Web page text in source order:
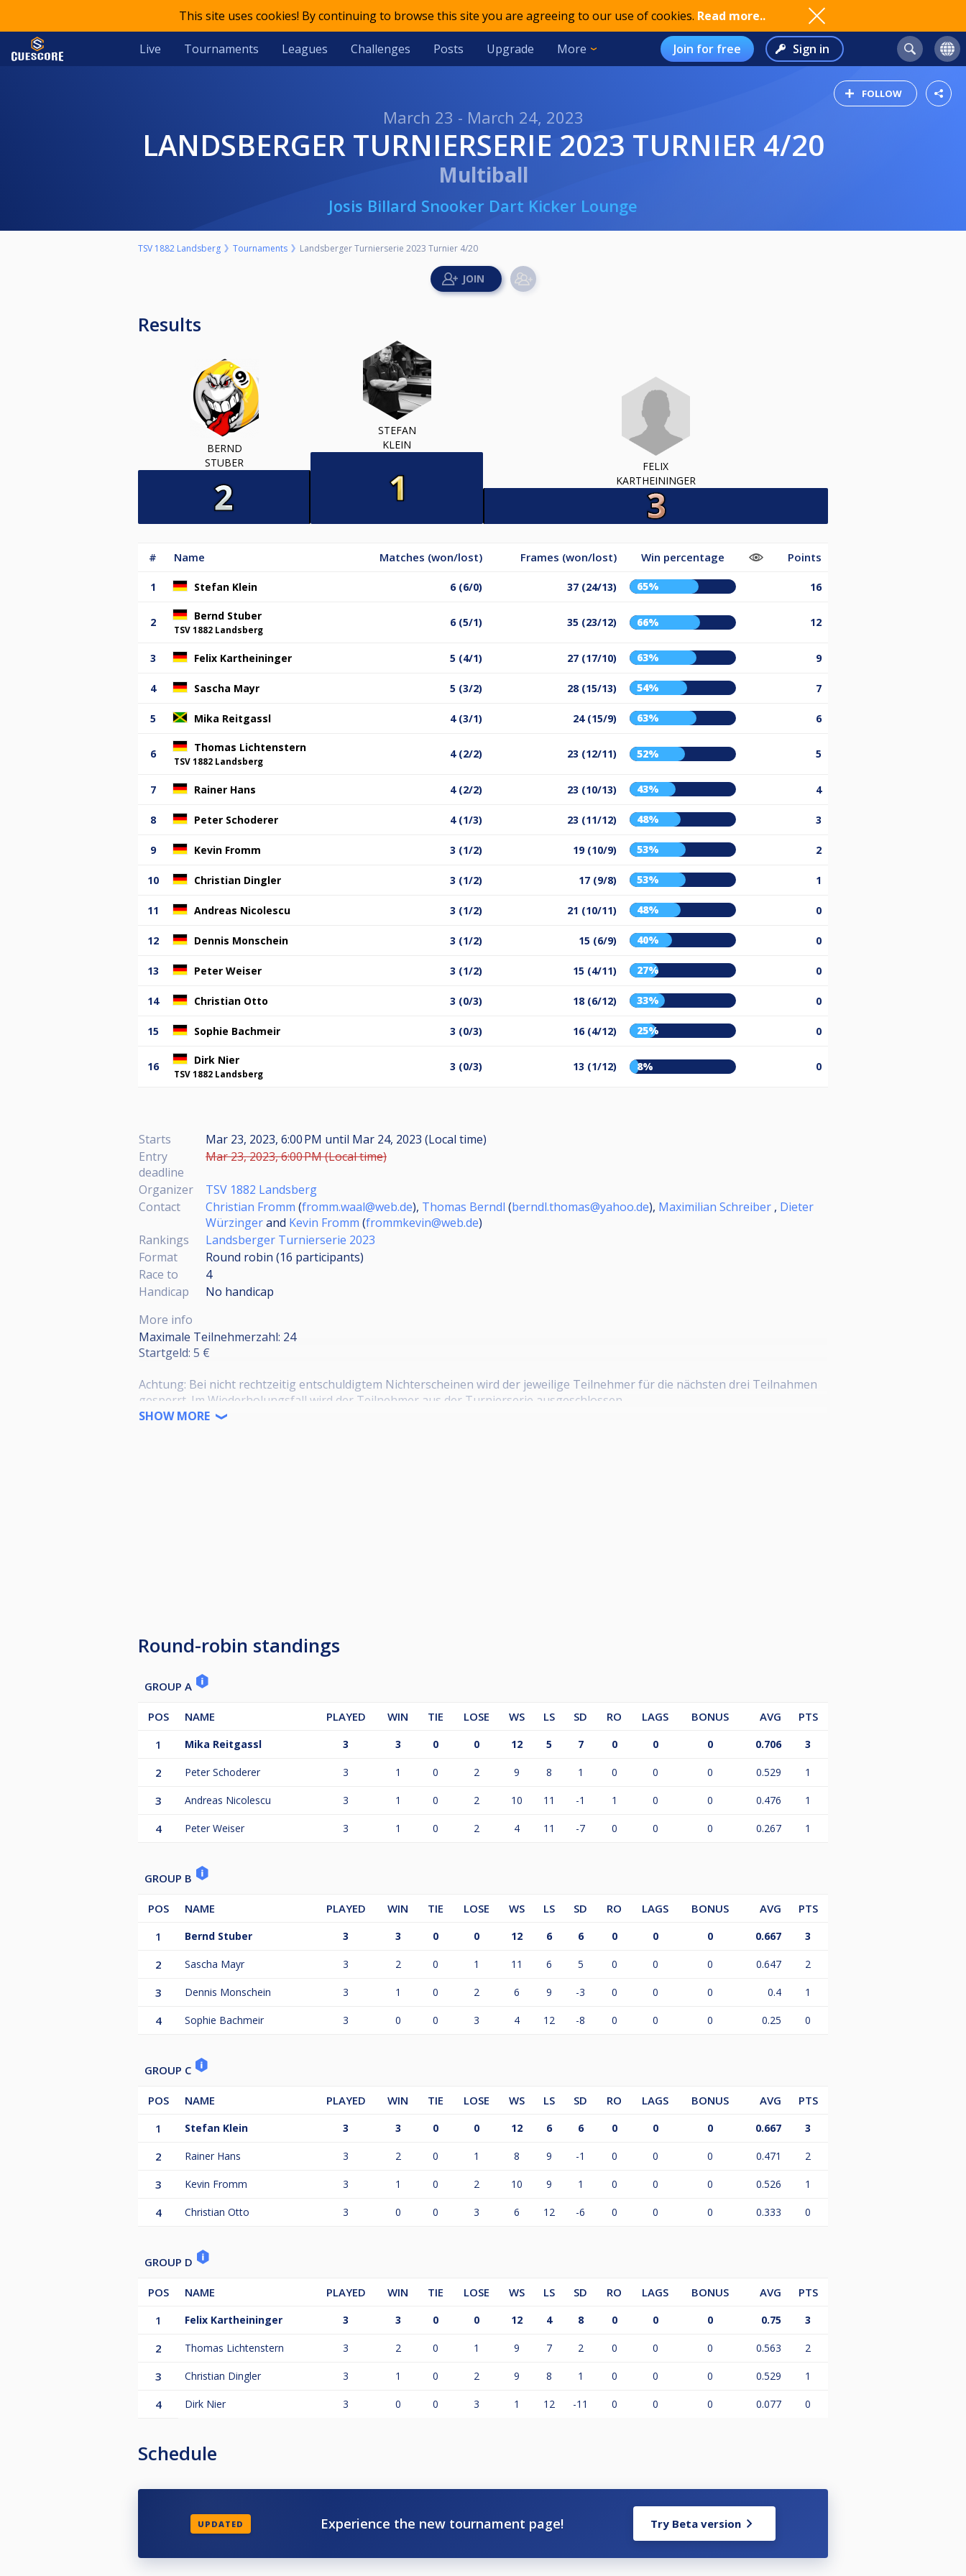
This site uses cookies! By continuing to browse this site you are agreeing to our use of cookies. Read more..
Live Tournaments Leagues Challenges Posts Upgrade More Join for free Sign in
FOLLOW
March 23 - March 24, 2023
LANDSBERGER TURNIERSERIE 2023 TURNIER 4/20
Multiball
Josis Billard Snooker Dart Kicker Lounge
TSV 1882 Landsberg Tournaments Landsberger Turnierserie 2023 Turnier 4/20
Results
BERND
STUBER
STEFAN
KLEIN
FELIX
KARTHEININGER
# Name Matches (won/lost) Frames (won/lost) Win percentage Points
1 Stefan Klein 6 (6/0) 37 (24/13) 65% 16
2 Bernd Stuber
TSV 1882 Landsberg
6 (5/1) 35 (23/12) 66% 12
3 Felix Kartheininger 5 (4/1) 27 (17/10) 63% 9
4 Sascha Mayr 5 (3/2) 28 (15/13) 54% 7
5 Mika Reitgassl 4 (3/1) 24 (15/9) 63% 6
6 Thomas Lichtenstern
TSV 1882 Landsberg
4 (2/2) 23 (12/11) 52% 5
7 Rainer Hans 4 (2/2) 23 (10/13) 43% 4
8 Peter Schoderer 4 (1/3) 23 (11/12) 48% 3
9 Kevin Fromm 3 (1/2) 19 (10/9) 53% 2
10 Christian Dingler 3 (1/2) 17 (9/8) 53% 1
11 Andreas Nicolescu 3 (1/2) 21 (10/11) 48% 0
12 Dennis Monschein 3 (1/2) 15 (6/9) 40% 0
13 Peter Weiser 3 (1/2) 15 (4/11) 27% 0
14 Christian Otto 3 (0/3) 18 (6/12) 33% 0
15 Sophie Bachmeir 3 (0/3) 16 (4/12) 25% 0
16 Dirk Nier
TSV 1882 Landsberg
3 (0/3) 13 (1/12) 8% 0
Starts Mar 23, 2023, 6:00 PM until Mar 24, 2023 (Local time)
Entry
deadline
Mar 23, 2023, 6:00 PM (Local time)
Organizer
TSV 1882 Landsberg
Contact
Christian Fromm (fromm.waal@web.de), Thomas Berndl (berndl.thomas@yahoo.de), Maximilian Schreiber , Dieter
Würzingerand Kevin Fromm (frommkevin@web.de)
Rankings
Landsberger Turnierserie 2023
Format
Round robin (16 participants)
Race to
4
Handicap
No handicap
More info
Maximale Teilnehmerzahl: 24
Startgeld: 5 €
Achtung: Bei nicht rechtzeitig entschuldigtem Nichterscheinen wird der jeweilige Teilnehmer für die nächsten drei Teilnahmen
gesperrt. Im Wiederholungsfall wird der Teilnehmer aus der Turnierserie ausgeschlossen.
SHOW MORE
Round-robin standings
GROUP A
POS NAME PLAYED WIN TIE LOSE WS LS SD RO LAGS BONUS AVG
PTS
1
Mika Reitgassl 3 3 0 0 12 5 7 0 0 0 0.706 3
2 Peter Schoderer 3 1 0 2 9 8 1 0 0 0 0.529 1
3 Andreas Nicolescu 3 1 0 2 10 11 -1 1 0 0 0.476 1
4 Peter Weiser 3 1 0 2 4 11 -7 0 0 0 0.267 1
GROUP B
POS NAME PLAYED WIN TIE LOSE WS LS SD RO LAGS BONUS AVG
PTS
1
Bernd Stuber 3 3 0 0 12 6 6 0 0 0 0.667 3
2 Sascha Mayr 3 2 0 1 11 6 5 0 0 0 0.647 2
3 Dennis Monschein 3 1 0 2 6 9 -3 0 0 0 0.4 1
4 Sophie Bachmeir 3 0 0 3 4 12 -8 0 0 0 0.25 0
GROUP C
POS NAME PLAYED WIN TIE LOSE WS LS SD RO LAGS BONUS AVG
PTS
1
Stefan Klein 3 3 0 0 12 6 6 0 0 0 0.667 3
2 Rainer Hans 3 2 0 1 8 9 -1 0 0 0 0.471 2
3 Kevin Fromm 3 1 0 2 10 9 1 0 0 0 0.526 1
4 Christian Otto 3 0 0 3 6 12 -6 0 0 0 0.333 0
GROUP D
POS NAME PLAYED WIN TIE LOSE WS LS SD RO LAGS BONUS AVG
PTS
1
Felix Kartheininger 3 3 0 0 12 4 8 0 0 0 0.75 3
2 Thomas Lichtenstern 3 2 0 1 9 7 2 0 0 0 0.563 2
3 Christian Dingler 3 1 0 2 9 8 1 0 0 0 0.529 1
4 Dirk Nier 3 0 0 3 1 12 -11 0 0 0 0.077 0
Schedule
UPDATED Experience the new tournament page! Try Beta version